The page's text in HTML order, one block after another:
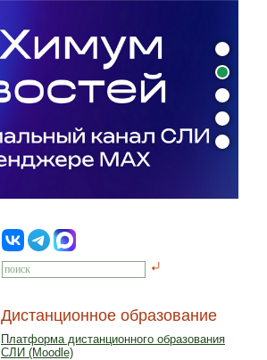
Дистанционное образование
Платформа дистанционного образования
СЛИ (Moodle)